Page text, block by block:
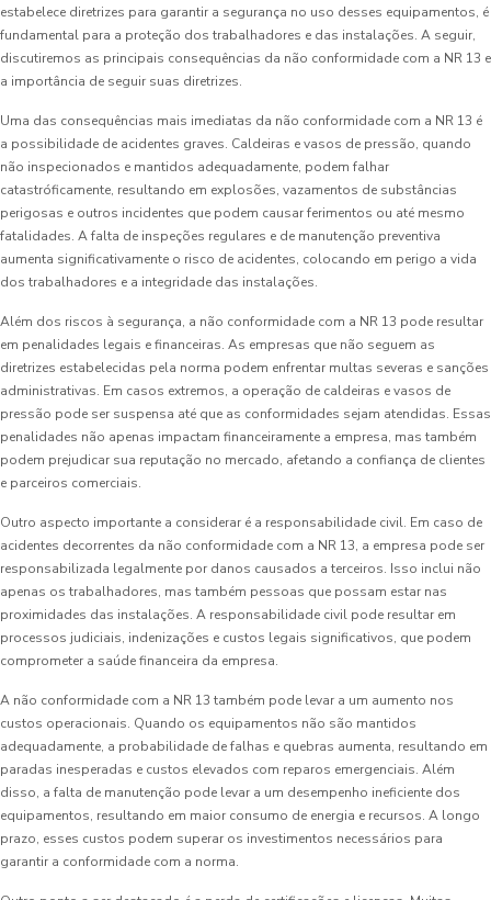
estabelece diretrizes para garantir a segurança no uso desses equipamentos, é
fundamental para a proteção dos trabalhadores e das instalações. A seguir,
discutiremos as principais consequências da não conformidade com a NR 13 e
a importância de seguir suas diretrizes.
Uma das consequências mais imediatas da não conformidade com a NR 13 é
a possibilidade de acidentes graves. Caldeiras e vasos de pressão, quando
não inspecionados e mantidos adequadamente, podem falhar
catastróficamente, resultando em explosões, vazamentos de substâncias
perigosas e outros incidentes que podem causar ferimentos ou até mesmo
fatalidades. A falta de inspeções regulares e de manutenção preventiva
aumenta significativamente o risco de acidentes, colocando em perigo a vida
dos trabalhadores e a integridade das instalações.
Além dos riscos à segurança, a não conformidade com a NR 13 pode resultar
em penalidades legais e financeiras. As empresas que não seguem as
diretrizes estabelecidas pela norma podem enfrentar multas severas e sanções
administrativas. Em casos extremos, a operação de caldeiras e vasos de
pressão pode ser suspensa até que as conformidades sejam atendidas. Essas
penalidades não apenas impactam financeiramente a empresa, mas também
podem prejudicar sua reputação no mercado, afetando a confiança de clientes
e parceiros comerciais.
Outro aspecto importante a considerar é a responsabilidade civil. Em caso de
acidentes decorrentes da não conformidade com a NR 13, a empresa pode ser
responsabilizada legalmente por danos causados a terceiros. Isso inclui não
apenas os trabalhadores, mas também pessoas que possam estar nas
proximidades das instalações. A responsabilidade civil pode resultar em
processos judiciais, indenizações e custos legais significativos, que podem
comprometer a saúde financeira da empresa.
A não conformidade com a NR 13 também pode levar a um aumento nos
custos operacionais. Quando os equipamentos não são mantidos
adequadamente, a probabilidade de falhas e quebras aumenta, resultando em
paradas inesperadas e custos elevados com reparos emergenciais. Além
disso, a falta de manutenção pode levar a um desempenho ineficiente dos
equipamentos, resultando em maior consumo de energia e recursos. A longo
prazo, esses custos podem superar os investimentos necessários para
garantir a conformidade com a norma.